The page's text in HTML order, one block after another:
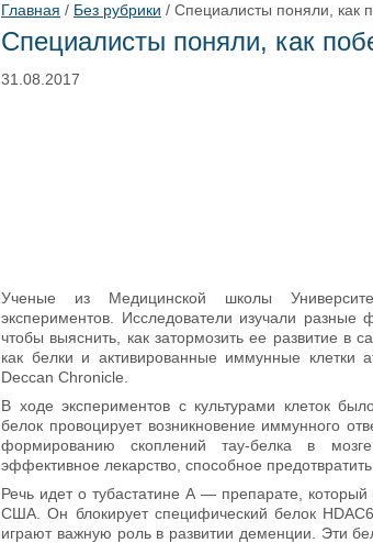
Главная / Без рубрики / Специалисты поняли, как
Специалисты поняли, как
31.08.2017
Ученые из Медицинской школы
экспериментов. Исследователи изучали разные
чтобы выяснить, как затормозить ее развитие в
как белки и активированные иммунные
Deccan Chronicle.
В ходе экспериментов с культурами клеток
белок провоцирует возникновение иммунного
формированию скоплений тау-белка в
эффективное лекарство, способное
Речь идет о тубастатине А — препарате,
США. Он блокирует специфический белок
играют важную роль в развитии деменции. Эти